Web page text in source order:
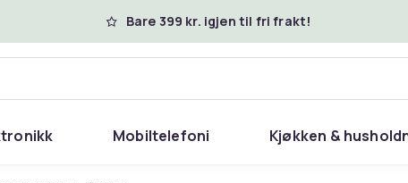
Bare 399 kr. igjen til fri frakt!
Mobiltelefoni Kjøkken &